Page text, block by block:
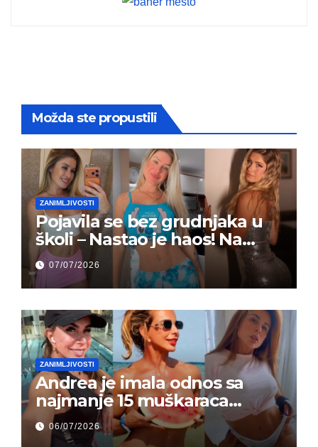
Možda ste propustili
ZANIMLJIVOSTI
Pojavila se bez grudnjaka u
školi – Nastao je haos! Na
grupi je majke napale (FOTO)
07/07/2026
ZANIMLJIVOSTI
Andrea je imala odnos sa
najmanje 15 muškaraca
odjednom – „Doktor mi je
rekao…“ (FOTO)
06/07/2026